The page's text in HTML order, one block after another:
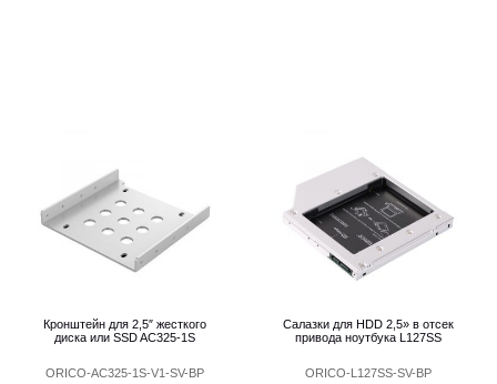
Кронштейн для 2,5″ жесткого
диска или SSD AC325-1S
ORICO-AC325-1S-V1-SV-BP
Салазки для HDD 2,5» в отсек
привода ноутбука L127SS
ORICO-L127SS-SV-BP